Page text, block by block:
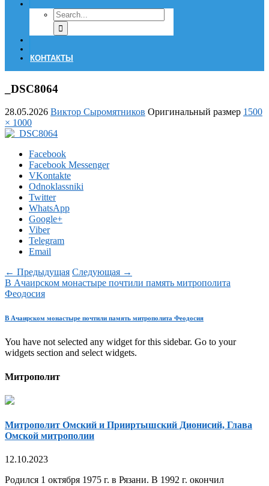
КОНТАКТЫ
_DSC8064
28.05.2026 Виктор Сыромятников Оригинальный размер 1500
× 1000
Facebook
Facebook Messenger
VKontakte
Odnoklassniki
Twitter
WhatsApp
Google+
Viber
Telegram
Email
← Предыдущая Следующая →
В Ачаирском монастыре почтили память митрополита
Феодосия
В Ачаирском монастыре почтили память митрополита Феодосия
You have not selected any widget for this sidebar. Go to your
widgets section and select widgets.
Митрополит
Митрополит Омский и Прииртышский Дионисий, Глава
Омской митрополии
12.10.2023
Родился 1 октября 1975 г. в Рязани. В 1992 г. окончил